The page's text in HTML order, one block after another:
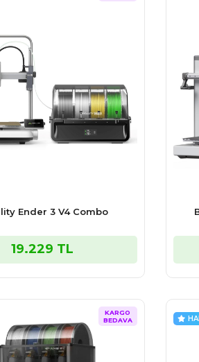
Ender 3 V4 Combo
19.229 TL
KARGO
BEDAVA